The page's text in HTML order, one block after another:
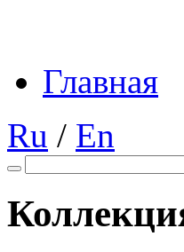
Главная
Ru / En